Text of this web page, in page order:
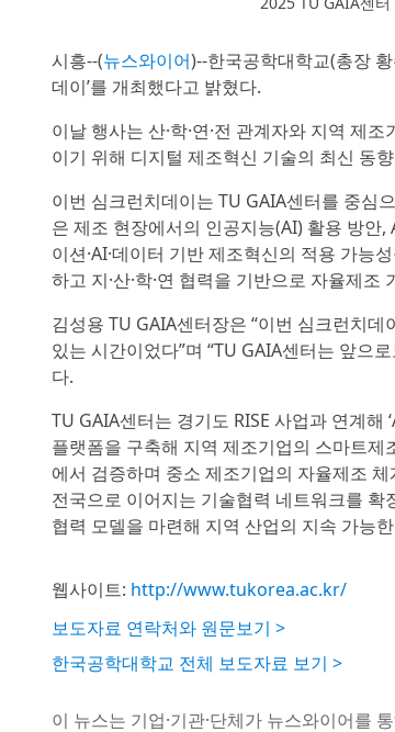
시흥--(뉴스와이어)--한국공학대학교(총장
데이’를 개최했다고 밝혔다.
이날 행사는 산·학·연·전 관계자와 지역 제
이기 위해 디지털 제조혁신 기술의 최신 동
이번 심크런치데이는 TU GAIA센터를 중심
은 제조 현장에서의 인공지능(AI) 활용 방안
이션·AI·데이터 기반 제조혁신의 적용 가능
하고 지·산·학·연 협력을 기반으로 자율제
김성용 TU GAIA센터장은 “이번 심크런치
있는 시간이었다”며 “TU GAIA센터는 앞으
다.
TU GAIA센터는 경기도 RISE 사업과 연계해
플랫폼을 구축해 지역 제조기업의 스마트
에서 검증하며 중소 제조기업의 자율제조
전국으로 이어지는 기술협력 네트워크를 확
협력 모델을 마련해 지역 산업의 지속 가능
웹사이트: http://www.tukorea.ac.kr/
보도자료 연락처와 원문보기 >
한국공학대학교 전체 보도자료 보기 >
이 뉴스는 기업·기관·단체가 뉴스와이어를